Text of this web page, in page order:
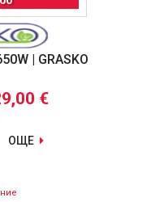
| GRASKO
€
ОЩЕ